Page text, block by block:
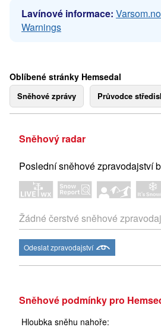
Lavínové informace:
Warnings
Oblíbené stránky Hemsedal
Sněhové zprávy Průvodce
Sněhový radar
Poslední sněhové zpravodajství
Žádné čerstvé sněhové
Odeslat zpravodajství
Sněhové podmínky pro
Hloubka sněhu nahoře: